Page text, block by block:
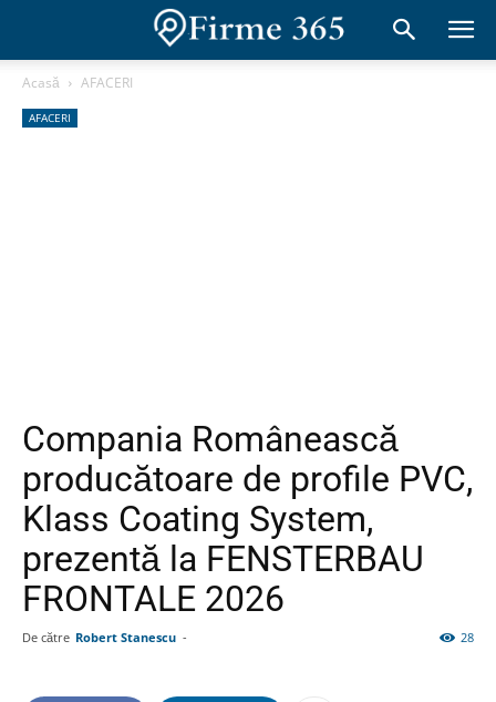
Acasă AFACERI
AFACERI
Compania Românească
producătoare de profile PVC,
Klass Coating System,
prezentă la FENSTERBAU
FRONTALE 2026
De către Robert Stanescu - 28